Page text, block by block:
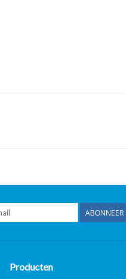
ABONNEER
Producten